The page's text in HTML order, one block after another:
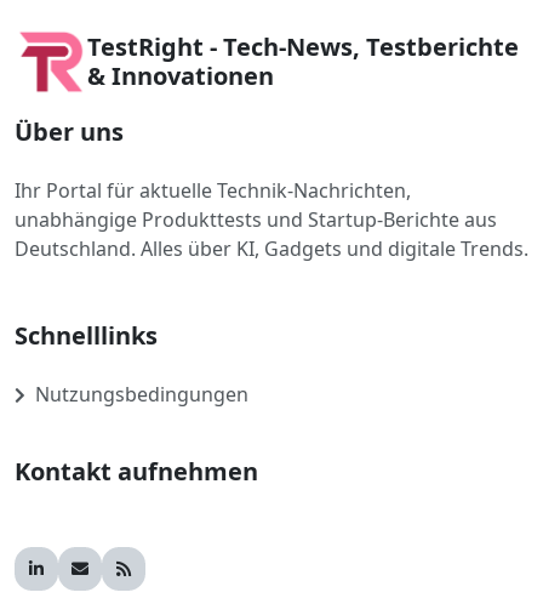
TestRight - Tech-News, Testberichte
& Innovationen
Über uns
Ihr Portal für aktuelle Technik-Nachrichten,
unabhängige Produkttests und Startup-Berichte aus
Deutschland. Alles über KI, Gadgets und digitale Trends.
Schnelllinks
Nutzungsbedingungen
Kontakt aufnehmen